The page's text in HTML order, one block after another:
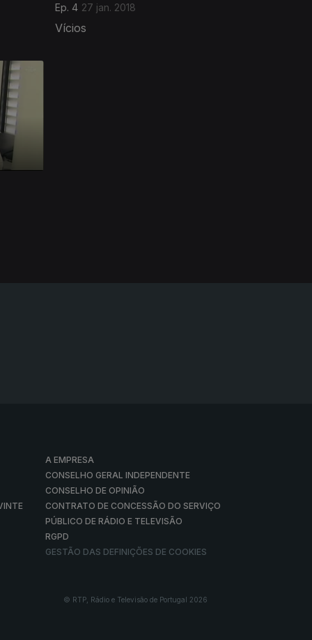
Ep. 4 27 jan. 2018
Vícios
A EMPRESA
CONSELHO GERAL INDEPENDENTE
CONSELHO DE OPINIÃO
CONTRATO DE CONCESSÃO DO SERVIÇO
PÚBLICO DE RÁDIO E TELEVISÃO
RGPD
GESTÃO DAS DEFINIÇÕES DE COOKIES
© RTP, Rádio e Televisão de Portugal 2026